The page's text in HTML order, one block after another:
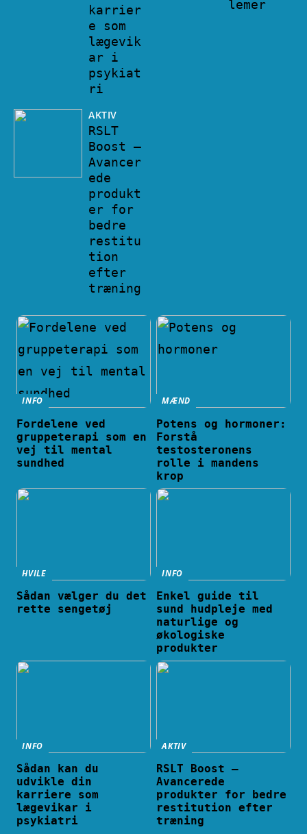
karrier
e som
lægevik
ar i
psykiat
ri
AKTIV
RSLT
Boost –
Avancer
ede
produkt
er for
bedre
restitu
tion
efter
træning
lemer
INFO
Fordelene ved
gruppeterapi som en
vej til mental
sundhed
MÆND
Potens og hormoner:
Forstå
testosteronens
rolle i mandens
krop
HVILE
Sådan vælger du det
rette sengetøj
INFO
Enkel guide til
sund hudpleje med
naturlige og
økologiske
produkter
INFO
Sådan kan du
udvikle din
karriere som
lægevikar i
psykiatri
AKTIV
RSLT Boost –
Avancerede
produkter for bedre
restitution efter
træning